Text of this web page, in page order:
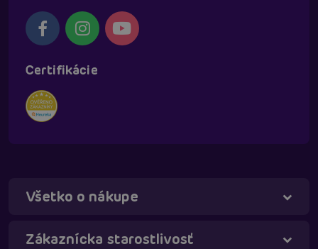
Certifikácie
Všetko o nákupe
Zákaznícka starostlivosť
Táňa - virtuálna asistentka